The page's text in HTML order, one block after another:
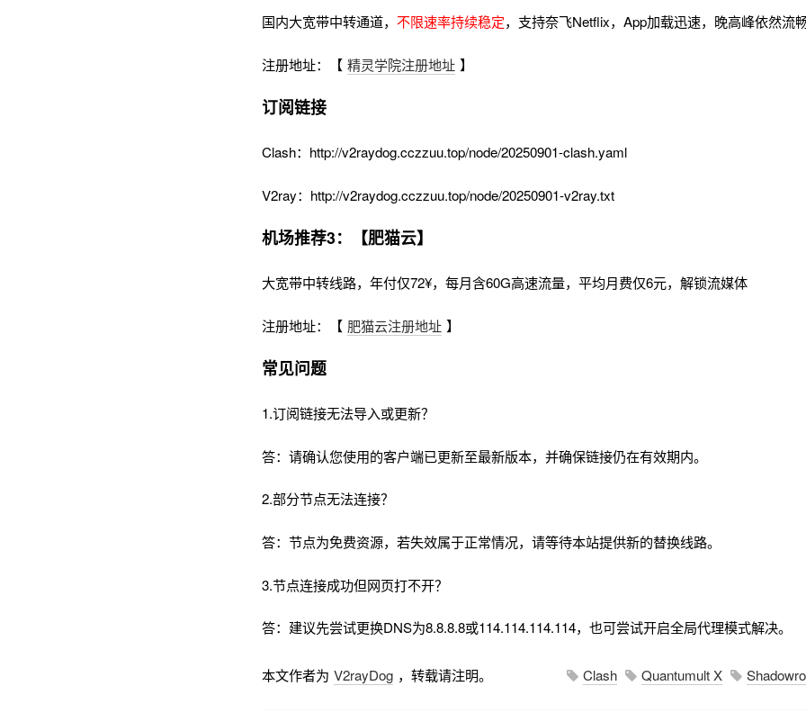
国内大宽带中转通道，不限速率持续稳定，支持奈飞Netflix，App加载迅速，晚高峰依然流
注册地址：【 精灵学院注册地址 】
订阅链接
Clash：http://v2raydog.cczzuu.top/node/20250901-clash.yaml
V2ray：http://v2raydog.cczzuu.top/node/20250901-v2ray.txt
机场推荐3：【肥猫云】
大宽带中转线路，年付仅72¥，每月含60G高速流量，平均月费仅6元，解锁流媒体
注册地址：【 肥猫云注册地址 】
常见问题
1.订阅链接无法导入或更新？
答：请确认您使用的客户端已更新至最新版本，并确保链接仍在有效期内。
2.部分节点无法连接？
答：节点为免费资源，若失效属于正常情况，请等待本站提供新的替换线路。
3.节点连接成功但网页打不开？
答：建议先尝试更换DNS为8.8.8.8或114.114.114.114，也可尝试开启全局代理模式解决。
本文作者为 V2rayDog ，转载请注明。 Clash Quantumult X